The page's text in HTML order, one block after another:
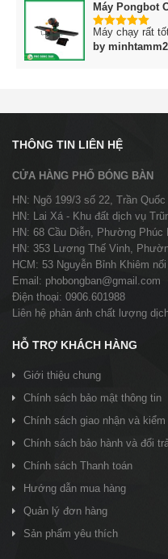
Máy Pongbot
5trên 5
Máy chạy rất
by
THÔNG TIN LIÊN HỆ
CỬA HÀNG PHỐ BÓNG BÀN
HN: Ngõ 199/3 số 22, Trần
HN: Lai Xá - Khu đất dịch vụ
HN: 68 Cầu Diễn, Phường Phúc
HN: 353 Lương Thế Vinh,
HCM: 53 Nguyễn Bỉnh Khiêm
Email: phobongban@gmail.com
Điện thoại: 0906.601988
Liên hệ phản ánh chất lượng
HỖ TRỢ KHÁCH HÀNG
Giới thiệu chung
Chính sách bảo mật thông tin
Chính sách giao nhận và kiểm
Chính sách bảo hành và đổi
Chính sách Thanh toán
Hướng dẫn mua hàng
Quản lý đơn hàng
Sản phẩm yêu thích